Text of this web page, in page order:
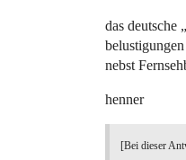
das deutsche
nebst
henner
[Bei dieser